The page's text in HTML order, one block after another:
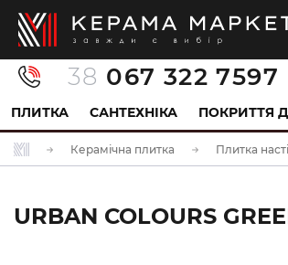
38 067 322 7597
ПЛИТКА САНТЕХНІКА ПОКРИТТЯ
Керамічна плитка Плитка
URBAN COLOURS